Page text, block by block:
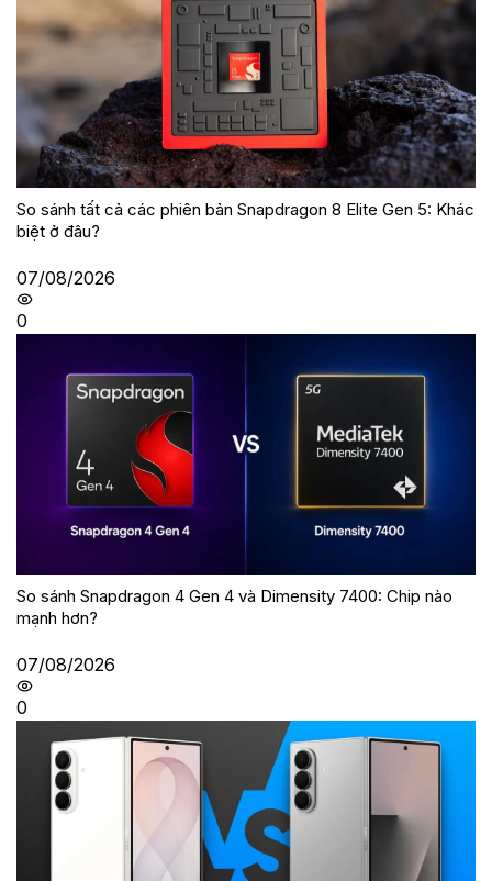
So sánh tất cả các phiên bản Snapdragon 8 Elite Gen 5: Khác
biệt ở đâu?
07/08/2026
0
So sánh Snapdragon 4 Gen 4 và Dimensity 7400: Chip nào
mạnh hơn?
07/08/2026
0